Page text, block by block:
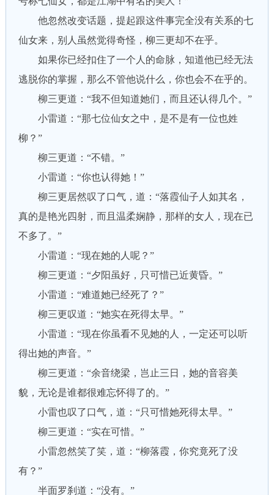
他忽然改变话题，提起跟这件事完全没有关系的七
仙女来，别人虽然觉得奇怪，柳三更却不在乎。
如果你已经扣住了一个人的命脉，知道他已经无法
逃脱你的掌握，那么不管他说什么，你也会不在乎的。
柳三更道：“我不但知道她们，而且还认得几个。”
小雷道：“那七位仙女之中，是不是有一位也姓
柳？”
柳三更道：“不错。”
小雷道：“你也认得她！”
柳三更居然叹了口气，道：“落霞仙子人如其名，
真的是艳光四射，而且温柔娴静，那样的女人，现在已
不多了。”
小雷道：“现在她的人呢？”
柳三更道：“夕阳虽好，只可惜已近黄昏。”
小雷道：“难道她已经死了？”
柳三更叹道：“她实在死得太早。”
小雷道：“现在你虽看不见她的人，一定还可以听
得出她的声音。”
柳三更道：“余音绕梁，岂止三日，她的音容美
貌，无论是谁都很难忘怀得了的。”
小雷也叹了口气，道：“只可惜她死得太早。”
柳三更道：“实在可惜。”
小雷忽然笑了笑，道：“柳落霞，你究竟死了没
有？”
半面罗刹道：“没有。”